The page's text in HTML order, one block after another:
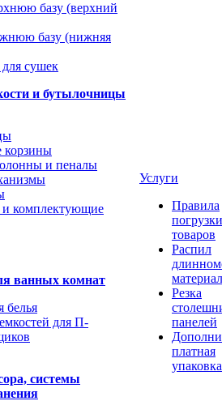
базу (верхний
базу (нижняя
сушек
и бутылочницы
и пеналы
и комплектующие
ванных комнат
белья
для П-
системы
Услуги
Правила
погрузки
товаров
Распил
Резка
панелей
платная
упаковка